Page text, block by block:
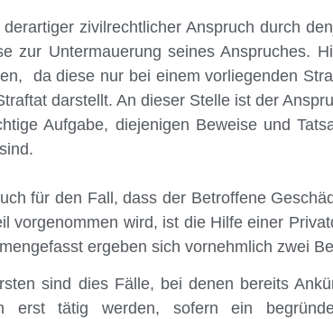
derartiger zivilrechtlicher Anspruch durch
zur Untermauerung seines Anspruches.
da diese nur bei einem vorliegenden
darstellt. An dieser Stelle ist der
Aufgabe, diejenigen Beweise und
für den Fall, dass der Betroffene
vorgenommen wird, ist die Hilfe einer
ergeben sich vornehmlich zwei
sind dies Fälle, bei denen bereits
erst tätig werden, sofern ein